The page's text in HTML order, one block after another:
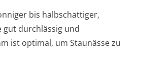
bis halbschattiger,
gut durchlässig und
ist optimal, um Staunässe zu